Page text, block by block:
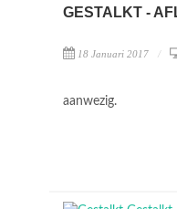
GESTALKT -
18 Januari 2017
aanwezig.